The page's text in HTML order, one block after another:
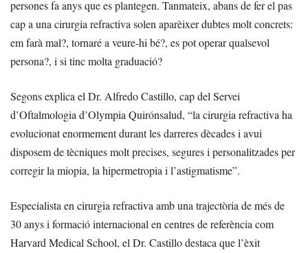
persones fa anys que es plantegen. Tanmateix, abans de fer el pas
cap a una cirurgia refractiva solen aparèixer dubtes molt concrets:
em farà mal?, tornaré a veure-hi bé?, es pot operar qualsevol
persona?, i si tinc molta graduació?
Segons explica el Dr. Alfredo Castillo, cap del Servei
d’Oftalmologia d’Olympia Quirónsalud, “la cirurgia refractiva ha
evolucionat enormement durant les darreres dècades i avui
disposem de tècniques molt precises, segures i personalitzades per
corregir la miopia, la hipermetropia i l’astigmatisme”.
Especialista en cirurgia refractiva amb una trajectòria de més de
30 anys i formació internacional en centres de referència com
Harvard Medical School, el Dr. Castillo destaca que l’èxit